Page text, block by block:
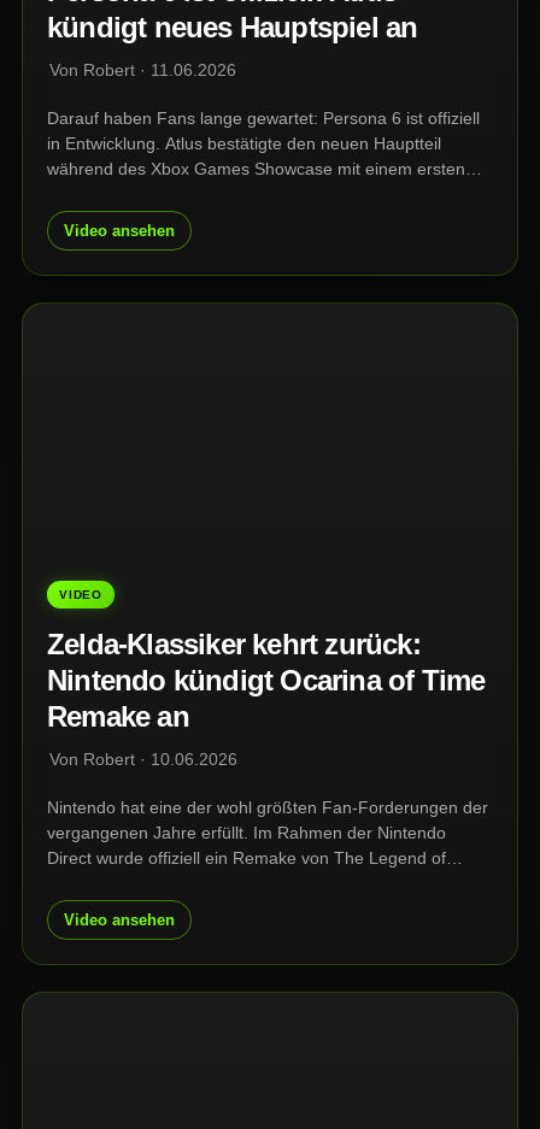
kündigt neues Hauptspiel an
Von Robert · 11.06.2026
Darauf haben Fans lange gewartet: Persona 6 ist offiziell
in Entwicklung. Atlus bestätigte den neuen Hauptteil
während des Xbox Games Showcase mit einem ersten
noch nicht, allein die Ankündigung reicht aber schon, um
die Community in Aufregung zu versetzen.
Video ansehen
VIDEO
Zelda-Klassiker kehrt zurück:
Nintendo kündigt Ocarina of Time
Remake an
Von Robert · 10.06.2026
Nintendo hat eine der wohl größten Fan-Forderungen der
vergangenen Jahre erfüllt. Im Rahmen der Nintendo
Direct wurde offiziell ein Remake von The Legend of
für die Nintendo Switch 2 und wurde laut den ersten
gezeigten Szenen komplett neu aufgebaut.
Video ansehen